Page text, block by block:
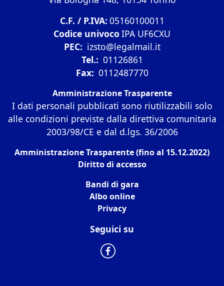
C.F. / P.IVA: 05160100011
Codice univoco IPA UF6CXU
PEC: izsto@legalmail.it
Tel.: 01126861
Fax: 0112487770
Amministrazione Trasparente
I dati personali pubblicati sono riutilizzabili solo
alle condizioni previste dalla direttiva comunitaria
2003/98/CE e dal d.lgs. 36/2006
Amministrazione Trasparente (fino al 15.12.2022)
Diritto di accesso
Bandi di gara
Albo online
Privacy
Seguici su